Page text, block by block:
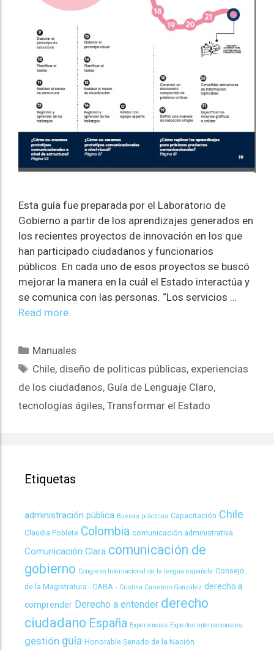
Esta guía fue preparada por el Laboratorio de
Gobierno a partir de los aprendizajes generados en
los recientes proyectos de innovación en los que
han participado ciudadanos y funcionarios
públicos. En cada uno de esos proyectos se buscó
mejorar la manera en la cuál el Estado interactúa y
se comunica con las personas. “Los servicios …
Read more
Manuales
Chile, diseño de politicas públicas, experiencias
de los ciudadanos, Guía de Lenguaje Claro,
tecnologías ágiles, Transformar el Estado
Etiquetas
administración pública Buenas prácticas Capacitación Chile
Claudia Poblete Colombia comunicación administrativa
Comunicación Clara comunicación de
gobierno Congreso Internacional de la lengua española Consejo
de la Magistratura - CABA - Cristina Carretero González derecho a
comprender Derecho a entender derecho
ciudadano España Experiencias Expertos internacionales
gestión guía Honorable Senado de la Nación